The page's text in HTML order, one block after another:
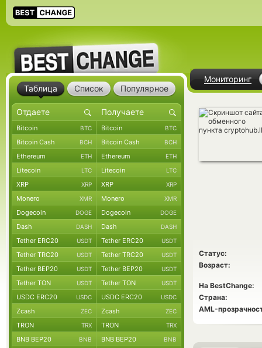
Мониторинг
Статус:
Возраст:
На BestChange:
Страна:
AML-
Таблица Список Популярное
Bitcoin BTC Bitcoin BTC
Bitcoin Cash BCH Bitcoin Cash BCH
Ethereum ETH Ethereum ETH
Litecoin LTC Litecoin LTC
XRP XRP XRP XRP
Monero XMR Monero XMR
Dogecoin DOGE Dogecoin DOGE
Dash DASH Dash DASH
Tether ERC20 USDT Tether ERC20 USDT
Tether TRC20 USDT Tether TRC20 USDT
Tether BEP20 USDT Tether BEP20 USDT
Tether TON USDT Tether TON USDT
USDC ERC20 USDC USDC ERC20 USDC
Zcash ZEC Zcash ZEC
TRON TRX TRON TRX
BNB BEP20 BNB BNB BEP20 BNB